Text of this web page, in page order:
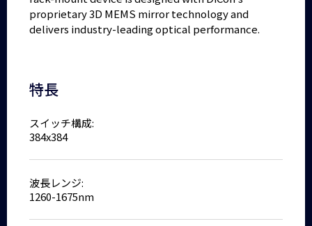
proprietary 3D MEMS mirror technology and
delivers industry-leading optical performance.
特長
スイッチ構成:
384x384
波長レンジ:
1260-1675nm